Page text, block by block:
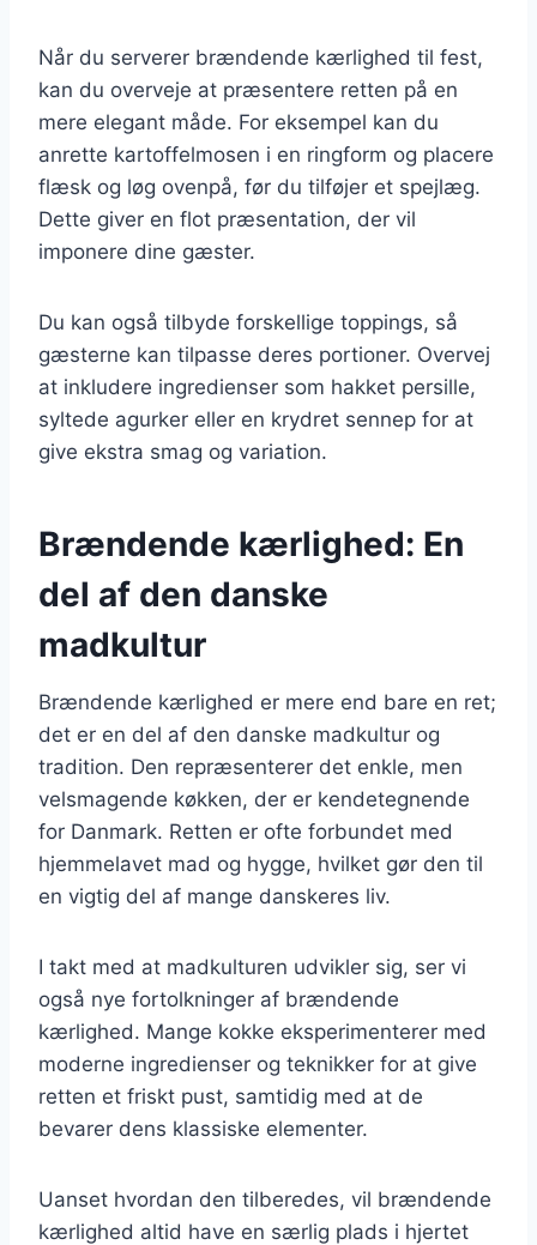
Når du serverer brændende kærlighed til fest,
kan du overveje at præsentere retten på en
mere elegant måde. For eksempel kan du
anrette kartoffelmosen i en ringform og placere
flæsk og løg ovenpå, før du tilføjer et spejlæg.
Dette giver en flot præsentation, der vil
imponere dine gæster.
Du kan også tilbyde forskellige toppings, så
gæsterne kan tilpasse deres portioner. Overvej
at inkludere ingredienser som hakket persille,
syltede agurker eller en krydret sennep for at
give ekstra smag og variation.
Brændende kærlighed: En
del af den danske
madkultur
Brændende kærlighed er mere end bare en ret;
det er en del af den danske madkultur og
tradition. Den repræsenterer det enkle, men
velsmagende køkken, der er kendetegnende
for Danmark. Retten er ofte forbundet med
hjemmelavet mad og hygge, hvilket gør den til
en vigtig del af mange danskeres liv.
I takt med at madkulturen udvikler sig, ser vi
også nye fortolkninger af brændende
kærlighed. Mange kokke eksperimenterer med
moderne ingredienser og teknikker for at give
retten et friskt pust, samtidig med at de
bevarer dens klassiske elementer.
Uanset hvordan den tilberedes, vil brændende
kærlighed altid have en særlig plads i hjertet